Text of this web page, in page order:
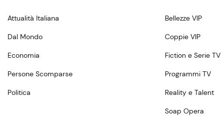
Attualità Italiana
Dal Mondo
Economia
Persone Scomparse
Politica
Bellezze VIP
Coppie VIP
Fiction e Serie TV
Programmi TV
Reality e Talent
Soap Opera